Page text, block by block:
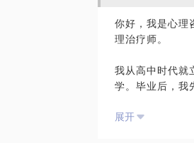
你好，我是心理
理治疗师。
我从高中时代就
学。毕业后，我
展开